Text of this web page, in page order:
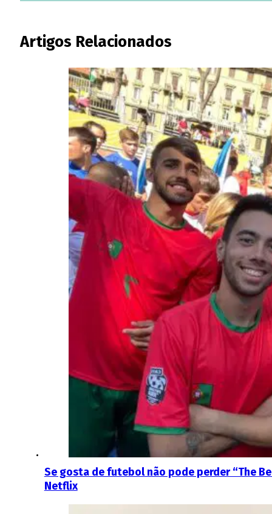
Artigos Relacionados
Se gosta de futebol não pode perder “The
Netflix